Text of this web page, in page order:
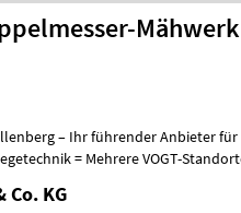
Mähwerk
– Ihr führender Anbieter für
Standorte +
Co. KG